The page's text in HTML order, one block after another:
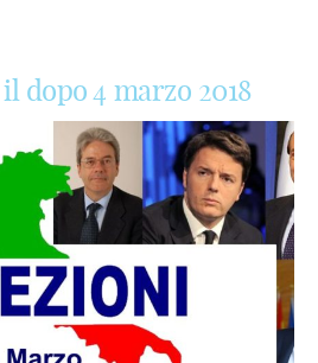
dopo 4 marzo 2018